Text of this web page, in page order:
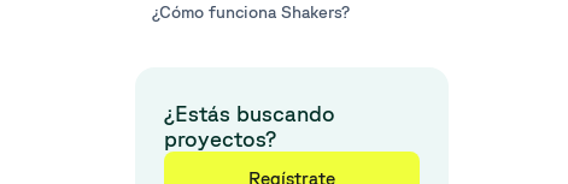
¿Cómo funciona Shakers?
¿Estás buscando
proyectos?
Regístrate